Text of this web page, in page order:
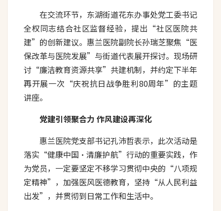
在交流环节，东湖街道花东办事处党工委书记
全权同志结合社区监督经验，提出“社区医院共
建”的创新建议。惠兰医院副院长孙瑞芝聚焦“医
保改革与医院发展”与街道代表展开探讨。现场研
讨“廉洁教育资源共享”共建机制，并约定下半年
再开展一次“庆祝抗日战争胜利80周年”的主题
讲座。
党建引领聚合力 作风建设再深化
惠兰医院党支部书记孔沛哲表示，此次活动是
落实“健康中国·清廉护航”行动的重要实践，作
为党员，一定要坚定不移学习贯彻中央的“八项规
定精神”，加强医风医德教育，坚持“从人民利益
出发”，并贯彻到日常工作和生活中。